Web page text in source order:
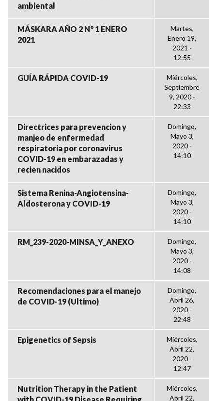
ambiental
MÁSKARA AÑO 2 Nº 1 ENERO
2021
Martes,
Enero 19,
2021 -
12:55
GUÍA RÁPIDA COVID-19
Miércoles,
Septiembre
9, 2020 -
22:33
Directrices para prevencion y
manjeo de enfermedad
respiratoria por coronavirus
COVID-19 en embarazadas y
recien nacidos
Domingo,
Mayo 3,
2020 -
14:10
Sistema Renina-Angiotensina-
Aldosterona y COVID-19
Domingo,
Mayo 3,
2020 -
14:10
RM_239-2020-MINSA_Y_ANEXO
Domingo,
Mayo 3,
2020 -
14:08
Recomendaciones para el manejo
de COVID-19 (Ultimo)
Domingo,
Abril 26,
2020 -
22:48
Epigenetics of Sepsis
Miércoles,
Abril 22,
2020 -
12:47
Nutrition Therapy in the Patient
Miércoles,
Abril 22,